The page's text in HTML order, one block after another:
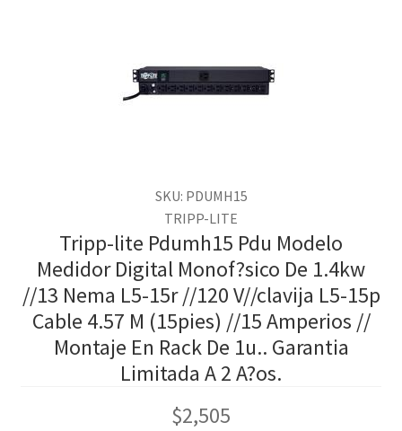
SKU: PDUMH15
TRIPP-LITE
Tripp-lite Pdumh15 Pdu Modelo
Medidor Digital Monof?sico De 1.4kw
//13 Nema L5-15r //120 V//clavija L5-15p
Cable 4.57 M (15pies) //15 Amperios //
Montaje En Rack De 1u.. Garantia
Limitada A 2 A?os.
$2,505